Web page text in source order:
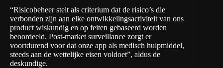
“Risicobeheer stelt als criterium dat de risico’s die
verbonden zijn aan elke ontwikkelingsactiviteit van ons
product wiskundig en op feiten gebaseerd worden
beoordeeld. Post-market surveillance zorgt er
voortdurend voor dat onze app als medisch hulpmiddel,
steeds aan de wettelijke eisen voldoet”, aldus de
deskundige.